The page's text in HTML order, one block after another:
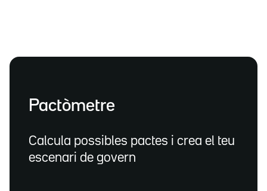
Pactòmetre
Calcula possibles pactes i crea el teu
escenari de govern